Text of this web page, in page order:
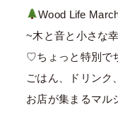
Wood Life
~木と音と小さな
♡ちょっと特別で
ごはん、ドリンク
お店が集まるマル